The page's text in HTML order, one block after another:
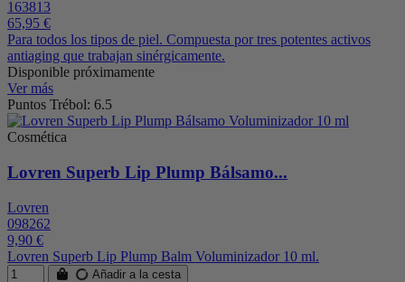
163813
65,95 €
Para todos los tipos de piel. Compuesta por tres potentes activos
antiaging que trabajan sinérgicamente.
Disponible próximamente
Ver más
Puntos Trébol: 6.5
Cosmética
Lovren Superb Lip Plump Bálsamo...
Lovren
098262
9,90 €
Lovren Superb Lip Plump Balm Voluminizador 10 ml.
Añadir a la cesta